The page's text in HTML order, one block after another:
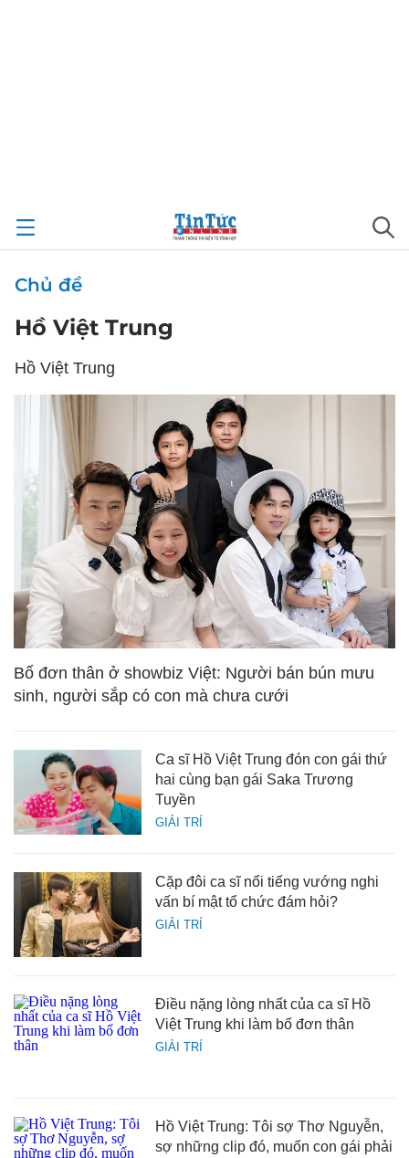
Chủ đề
Hồ Việt Trung
Hồ Việt Trung
Bố đơn thân ở showbiz Việt: Người bán bún mưu
sinh, người sắp có con mà chưa cưới
GIẢI TRÍ
Ca sĩ Hồ Việt Trung đón con gái thứ
hai cùng bạn gái Saka Trương
Tuyền
GIẢI TRÍ
Cặp đôi ca sĩ nổi tiếng vướng nghi
vấn bí mật tổ chức đám hỏi?
GIẢI TRÍ
Điều nặng lòng nhất của ca sĩ Hồ
Việt Trung khi làm bố đơn thân
Hồ Việt Trung: Tôi sợ Thơ Nguyễn,
sợ những clip đó, muốn con gái phải